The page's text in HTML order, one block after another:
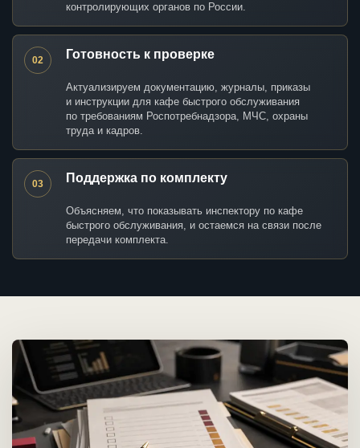
контролирующих органов по России.
02 Готовность к проверке
Актуализируем документацию, журналы, приказы
и инструкции для кафе быстрого обслуживания
по требованиям Роспотребнадзора, МЧС, охраны
труда и кадров.
03 Поддержка по комплекту
Объясняем, что показывать инспектору по кафе
быстрого обслуживания, и остаемся на связи после
передачи комплекта.